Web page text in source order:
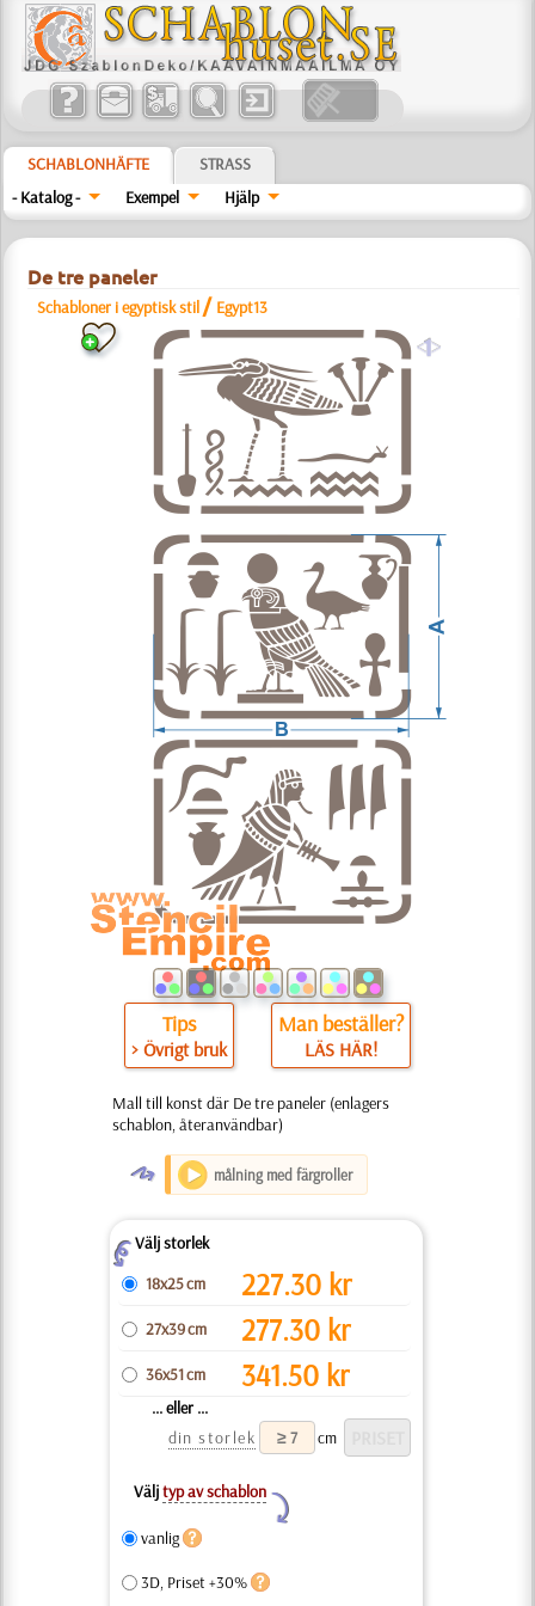
SCHABLONHÄFTE
STRASS
- Katalog -
Exempel Hjälp
De tre paneler
Schabloner i egyptisk stil / Egypt13
a
Tips
> Övrigt bruk
Man beställer?
LÄS HÄR!
Mall till konst där De tre paneler (enlagers
schablon, återanvändbar)
O målning med färgroller
ZVälj storlek
18x25 cm
227.30 kr
27x39 cm 277.30 kr
36x51 cm 341.50 kr
... eller ...
din storlek
cm
Väljtyp av schablon
Y
vanlig
3D, Priset +30%